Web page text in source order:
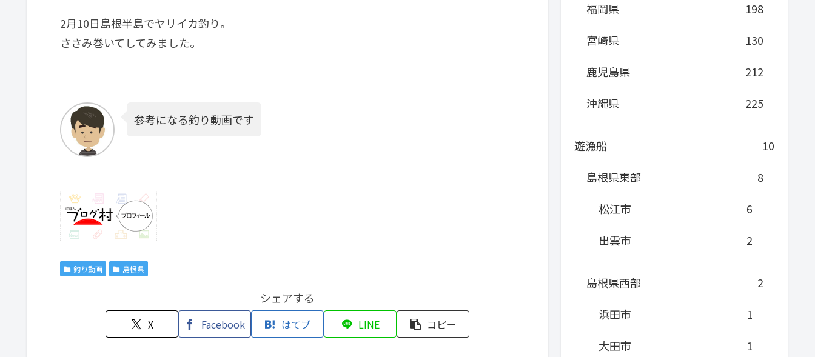
2月10日島根半島でヤリイカ釣り。
ささみ巻いてしてみました。
参考になる釣り動画です
釣り動画 島根県
シェアする
X Facebook はてブ LINE コピー
福岡県
198
宮崎県
130
鹿児島県
212
沖縄県
225
遊漁船
10
島根県東部
8
松江市
6
出雲市
2
島根県西部
2
浜田市
1
大田市
1